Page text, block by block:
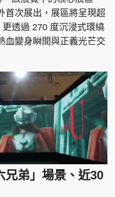
首次展出，展區將呈現超
透過 270 度沉浸式環繞
血變身瞬間與正義光芒交
兄弟」場景、近30